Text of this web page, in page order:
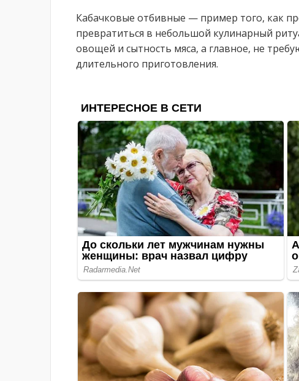
Кабачковые отбивные — пример того, как
превратиться в небольшой кулинарный
овощей и сытность мяса, а главное, не
длительного приготовления.